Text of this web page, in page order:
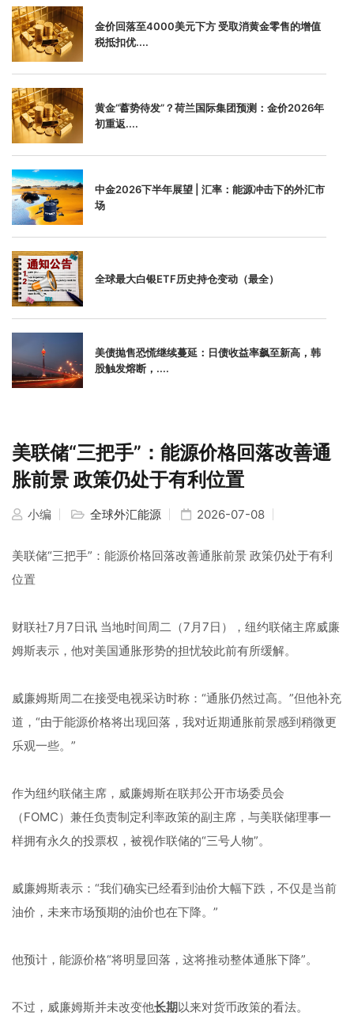
金价回落至4000美元下方 受取消黄金零售的增值
税抵扣优....
黄金“蓄势待发”？荷兰国际集团预测：金价2026年
初重返....
中金2026下半年展望 | 汇率：能源冲击下的外汇市
场
全球最大白银ETF历史持仓变动（最全）
美债抛售恐慌继续蔓延：日债收益率飙至新高，韩
股触发熔断，....
美联储“三把手”：能源价格回落改善通
胀前景 政策仍处于有利位置
小编 全球外汇能源 2026-07-08
美联储“三把手”：能源价格回落改善通胀前景 政策仍处于有利
位置
财联社7月7日讯 当地时间周二（7月7日），纽约联储主席威廉
姆斯表示，他对美国通胀形势的担忧较此前有所缓解。
威廉姆斯周二在接受电视采访时称：“通胀仍然过高。”但他补充
道，“由于能源价格将出现回落，我对近期通胀前景感到稍微更
乐观一些。”
作为纽约联储主席，威廉姆斯在联邦公开市场委员会
（FOMC）兼任负责制定利率政策的副主席，与美联储理事一
样拥有永久的投票权，被视作联储的“三号人物”。
威廉姆斯表示：“我们确实已经看到油价大幅下跌，不仅是当前
油价，未来市场预期的油价也在下降。”
他预计，能源价格“将明显回落，这将推动整体通胀下降”。
不过，威廉姆斯并未改变他长期以来对货币政策的看法。